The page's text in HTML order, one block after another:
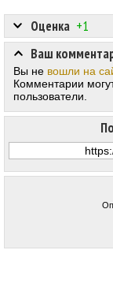
Оценка +1
Ваш
Вы не вошли на
Комментарии
пользователи.